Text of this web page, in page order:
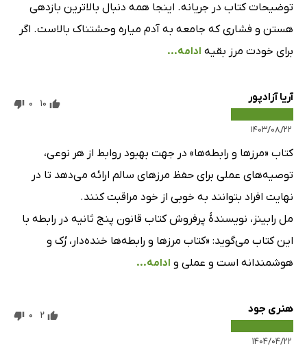
توضیحات کتاب در جریانه. اینجا همه دنبال بالاترین بازدهی
هستن و فشاری که جامعه به آدم میاره وحشتناک بالاست. اگر
برای خودت مرز بقیه ادامه...
آریا آزادپور
۱۴۰۳/۰۸/۲۲
10
0
کتاب «مرزها و رابطه‌ها» در جهت بهبود روابط از هر نوعی،
توصیه‌های عملی برای حفظ مرزهای سالم ارائه می‌دهد تا در
نهایت افراد بتوانند به خوبی از خود مراقبت کنند.
مل رابینز، نویسندهٔ پرفروش کتاب قانون پنج ثانیه در رابطه با
این کتاب می‌گوید: «کتاب مرزها و رابطه‌ها خنده‌دار، رُک و
هوشمندانه است و عملی و ادامه...
هنری جود
۱۴۰۴/۰۴/۲۲
2
0